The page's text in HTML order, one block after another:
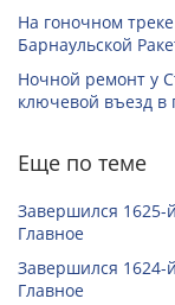
На гоночном
Барнаульской
Ночной ремонт у
ключевой въезд в
Еще по теме
Завершился
Главное
Завершился
Главное